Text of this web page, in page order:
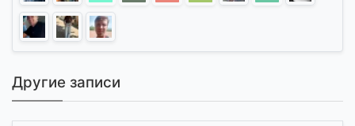
Другие записи